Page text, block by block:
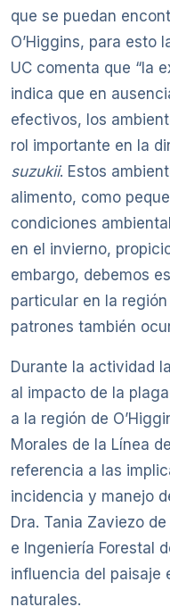
que se puedan
O’Higgins, para esto
UC comenta que “la
indica que en
efectivos, los
rol importante en la
suzukii. Estos
alimento, como
condiciones
en el invierno,
embargo, debemos
particular en la
patrones también
Durante la actividad
al impacto de la
a la región de
Morales de la Línea
referencia a las
incidencia y manejo
Dra. Tania Zaviezo
e Ingeniería Forestal
influencia del paisaje
naturales.